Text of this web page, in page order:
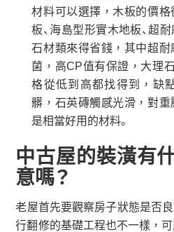
材料可以選擇，木板的價
板、海島型形實木地板、超
石材類來得省錢，其中超
菌，高CP值有保證，大理
格從低到高都找得到，缺
髒，石英磚觸感光滑，對
是相當好用的材料。
中古屋的裝潢有
意嗎？
老屋首先要觀察房子狀態是否
行翻修的基礎工程也不一樣，可